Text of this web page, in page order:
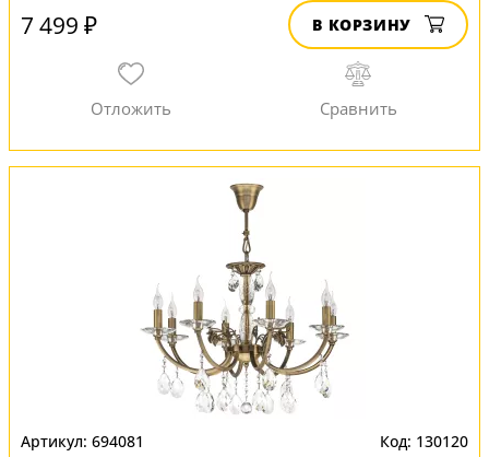
7 499 ₽ В КОРЗИНУ
694081 130120